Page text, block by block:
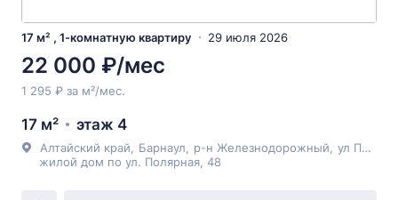
17 м² , 1-комнатную квартиру 29 июля 2026
22 000 ₽/мес
1 295 ₽ за м²/мес.
17 м² этаж 4
Алтайский край Барнаул р-н Железнодорожный
ул Полярная
жилой дом по ул. Полярная, 48